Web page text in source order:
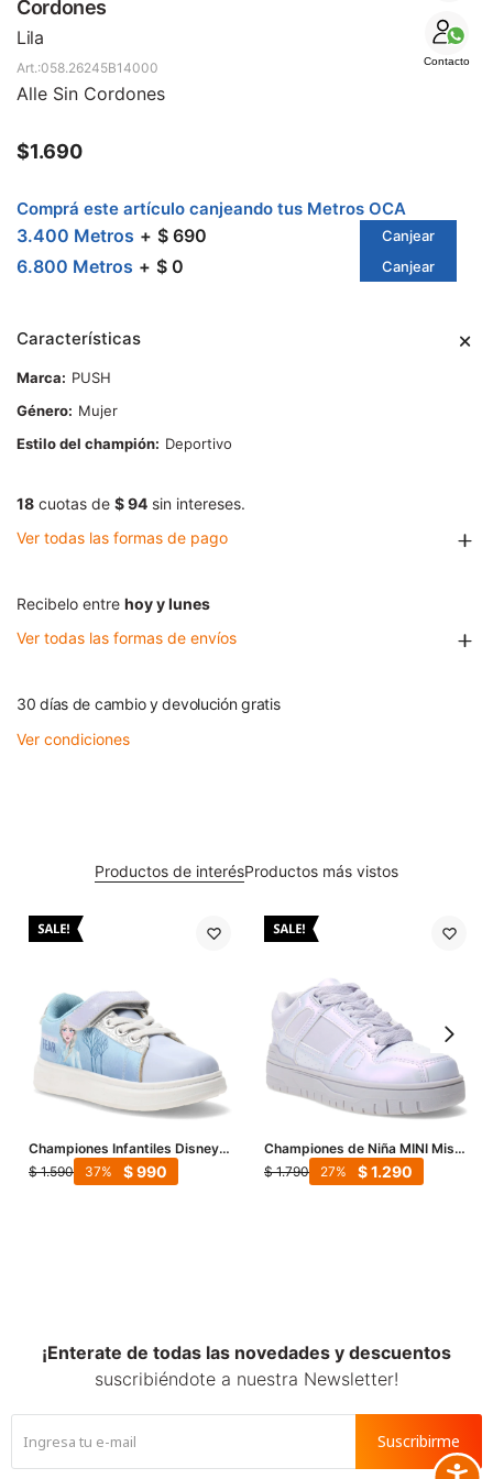
Cordones
Lila
Contacto
058.26245B14000
Alle Sin Cordones
$1.690
Comprá este artículo canjeando tus Metros OCA
3.400 Metros $ 690 Canjear
6.800 Metros $ 0 Canjear
Características
Marca
PUSH
Género
Mujer
Estilo del champión
Deportivo
18 cuotas de $ 94 sin intereses.
Ver todas las formas de pago
Recibelo entre hoy y lunes
Ver todas las formas de envíos
30 días de cambio y devolución gratis
Ver condiciones
Productos de interésProductos más vistos
Championes Infantiles Disney
Frozen Plataforma Velcro - Lila
- Celeste - Plateado
$ 1.590 $990
37
Championes de Niña MINI Miss
Carol - Lila
$ 1.790 $1.290
27
¡Enterate de todas las novedades y descuentos
suscribiéndote a nuestra Newsletter!
Suscribirme